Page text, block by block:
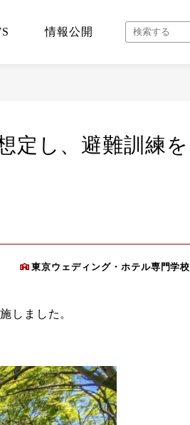
情報公開
定し、避難訓練を
東京ウェディング・ホテル専門学校
しました。